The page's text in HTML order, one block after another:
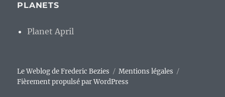
PLANETS
Planet April
Le Weblog de Frederic Bezies
Mentions légales
Fièrement propulsé par WordPress